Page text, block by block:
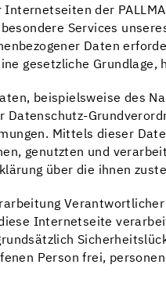
Internetseiten der
Services
Daten
gesetzliche
beispielsweise des
Mittels dieser
genutzten und
über die ihnen
Internetseite
Person frei,